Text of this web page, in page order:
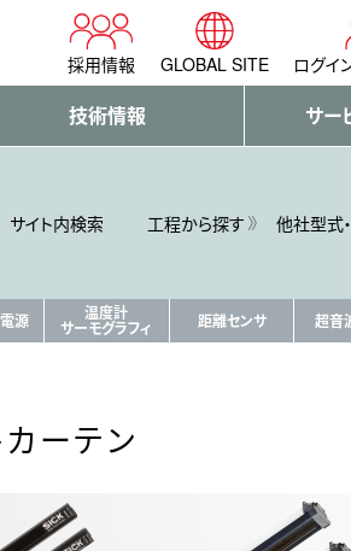
採用情報 GLOBAL SITE ログイ
技術情報 サー
サイト内検索
工程から探す 他社型式
源 温度計
サーモグラフィ 距離センサ 超音
カーテン